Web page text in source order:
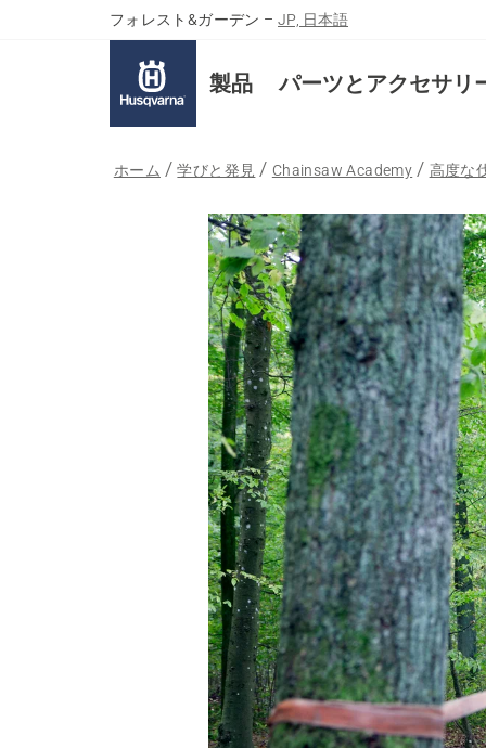
フォレスト&ガーデン – JP, 日本語
製品 パーツとアクセサリ
ホーム 学びと発見 Chainsaw Academy 高度な